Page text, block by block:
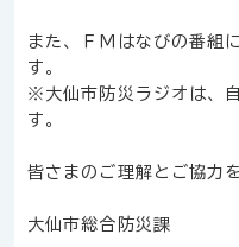
また、ＦＭはなびの番組
す。
※大仙市防災ラジオは、
す。
皆さまのご理解とご協力
大仙市総合防災課